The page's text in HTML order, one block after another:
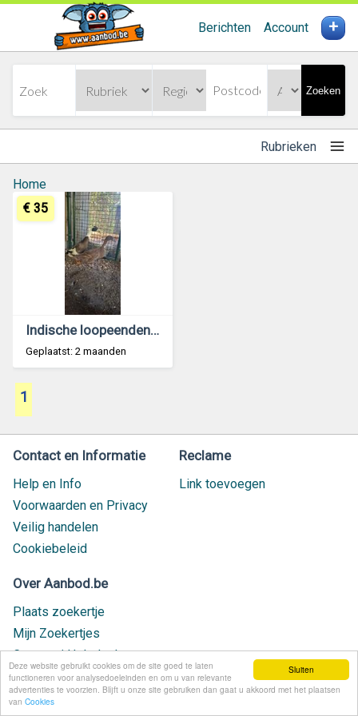
Sluiten
Deze website gebruikt cookies om de site goed te laten
functioneren voor analysedoeleinden en om u van relevante
advertenties te voorzien. Blijft u onze site gebruiken dan gaat u akkoord met het plaatsen
van Cookies
Berichten Account +
Zoeken
Rubrieken
Home
Indische loopeenden koppel
Geplaatst: 2 maanden
€ 35
1
Contact en Informatie
Help en Info
Voorwaarden en Privacy
Veilig handelen
Cookiebeleid
Reclame
Link toevoegen
Over Aanbod.be
Plaats zoekertje
Mijn Zoekertjes
Contact / Helpdesk
Nieuw geplaatst